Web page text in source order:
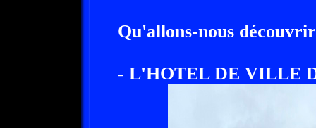
Qu'allons-nous
- L'HOTEL DE VILLE